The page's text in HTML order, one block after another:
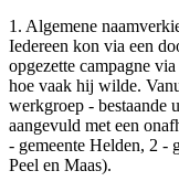
1. Algemene
Iedereen kon via een
opgezette campagne
hoe vaak hij wilde.
werkgroep - bestaande
aangevuld met een
- gemeente Helden, 2 -
Peel en Maas).